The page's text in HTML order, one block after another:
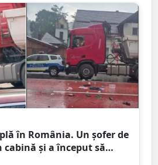
în România. Un șofer de
cabină și a început să
în trecători. Au intervenit